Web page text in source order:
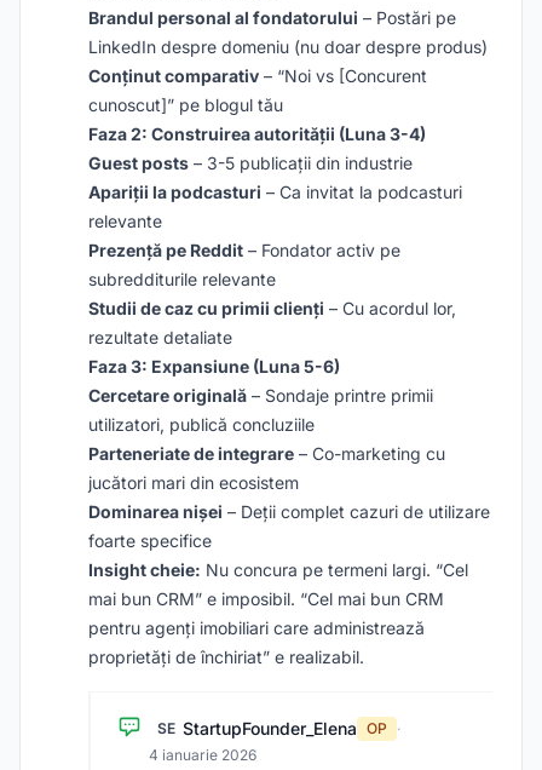
Brandul personal al fondatorului – Postări pe
LinkedIn despre domeniu (nu doar despre produs)
Conținut comparativ – “Noi vs [Concurent
cunoscut]” pe blogul tău
Faza 2: Construirea autorității (Luna 3-4)
Guest posts – 3-5 publicații din industrie
Apariții la podcasturi – Ca invitat la podcasturi
relevante
Prezență pe Reddit – Fondator activ pe
subredditurile relevante
Studii de caz cu primii clienți – Cu acordul lor,
rezultate detaliate
Faza 3: Expansiune (Luna 5-6)
Cercetare originală – Sondaje printre primii
utilizatori, publică concluziile
Parteneriate de integrare – Co-marketing cu
jucători mari din ecosistem
Dominarea nișei – Deții complet cazuri de utilizare
foarte specifice
Insight cheie: Nu concura pe termeni largi. “Cel
mai bun CRM” e imposibil. “Cel mai bun CRM
pentru agenți imobiliari care administrează
proprietăți de închiriat” e realizabil.
SE StartupFounder_Elena OP
·
4 ianuarie 2026